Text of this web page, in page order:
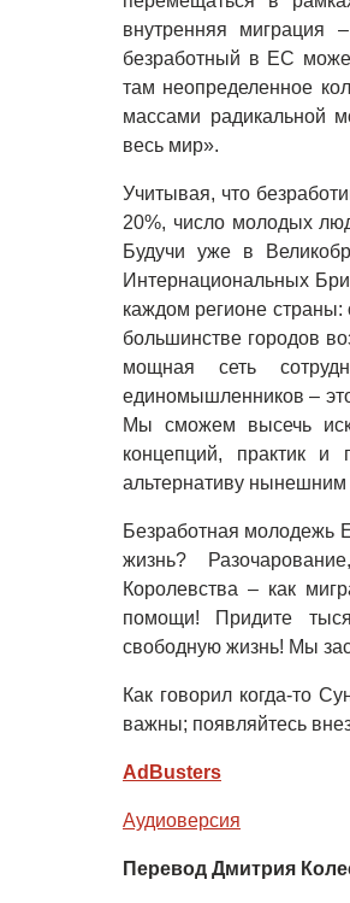
внутренняя миграция
безработный в ЕС
там неопределенное
массами радикальной
весь мир».
Учитывая, что
20%, число молодых
Будучи уже в
Интернациональных
каждом регионе
большинстве городов
мощная сеть
единомышленников –
Мы сможем высечь
концепций, практик
альтернативу нынешним
Безработная молодежь
жизнь?
Королевства – как
помощи! Придите
свободную жизнь! Мы
Как говорил когда-то
важны; появляйтесь
AdBusters
Аудиоверсия
Перевод Дмитрия